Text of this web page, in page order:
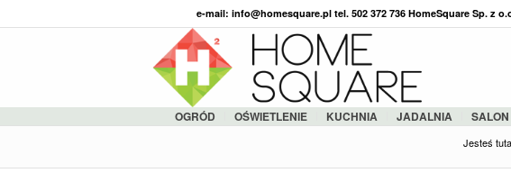
e-mail: info@homesquare.pl tel. 502 372 736 HomeSquare Sp. z
OGRÓD OŚWIETLENIE KUCHNIA JADALNIA SALON
Jesteś